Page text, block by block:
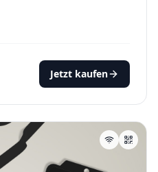
Jetzt kaufen